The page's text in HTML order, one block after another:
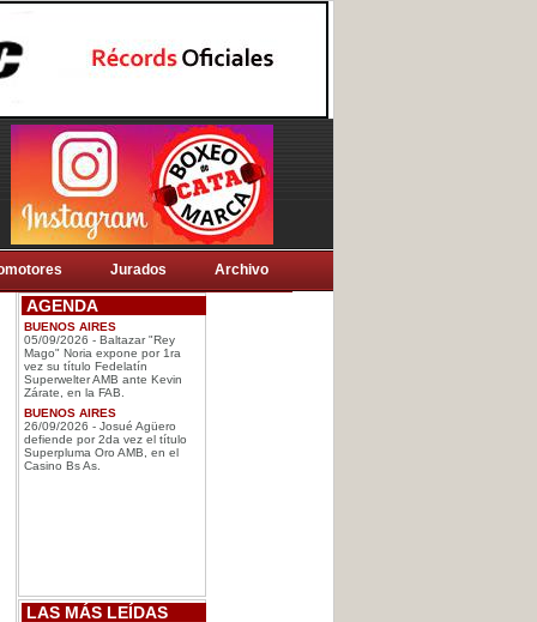
Jurados Archivo
AGENDA
BUENOS AIRES
05/09/2026 - Baltazar "Rey
Mago" Noria expone por 1ra
vez su título Fedelatín
Superwelter AMB ante Kevin
Zárate, en la FAB.
BUENOS AIRES
26/09/2026 - Josué Agüero
defiende por 2da vez el título
Superpluma Oro AMB, en el
Casino Bs As.
LAS MÁS LEÍDAS